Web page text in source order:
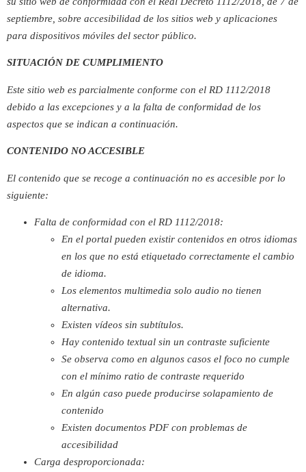
septiembre, sobre accesibilidad de los sitios web y aplicaciones
para dispositivos móviles del sector público.
SITUACIÓN DE CUMPLIMIENTO
Este sitio web es parcialmente conforme con el RD 1112/2018
debido a las excepciones y a la falta de conformidad de los
aspectos que se indican a continuación.
CONTENIDO NO ACCESIBLE
El contenido que se recoge a continuación no es accesible por lo
siguiente:
Falta de conformidad con el RD 1112/2018:
En el portal pueden existir contenidos en otros idiomas
en los que no está etiquetado correctamente el cambio
de idioma.
Los elementos multimedia solo audio no tienen
alternativa.
Existen vídeos sin subtítulos.
Hay contenido textual sin un contraste suficiente
Se observa como en algunos casos el foco no cumple
con el mínimo ratio de contraste requerido
En algún caso puede producirse solapamiento de
contenido
Existen documentos PDF con problemas de
accesibilidad
Carga desproporcionada: